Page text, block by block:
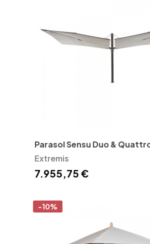
Parasol Sensu Duo &
Extremis
7.955,75 €
-10%